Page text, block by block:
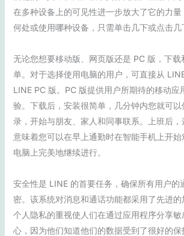
在多种设备上的可见性进一步放大了它的力
何处或使用哪种设备，只需单击几下或点击几
无论您想要移动版、网页版还是 PC 版，下
单。对于选择使用电脑的用户，可直接从
LINE PC 版。PC 版提供用户所期待的移动应
验。下载后，安装很简单，几分钟内您就可
录，开始与朋友、家人和同事联系。上班后
意味着您可以在早上通勤时在智能手机上开
电脑上完美地继续进行。
安全性是 LINE 的首要任务，确保所有用户的
密。该系统对消息和通话功能都采用了先进
个人隐私的重视使人们在通过应用程序分享
心，因为他们知道他们的数据受到了很好的保